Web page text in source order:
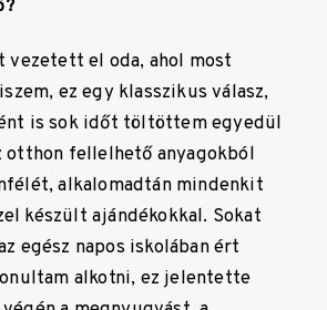
vezetett el oda, ahol most
ez egy klasszikus válasz,
is sok időt töltöttem egyedül
otthon fellelhető anyagokból
alkalomadtán mindenkit
készült ajándékokkal. Sokat
egész napos iskolában ért
alkotni, ez jelentette